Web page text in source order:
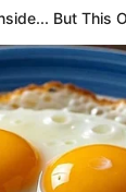
But This